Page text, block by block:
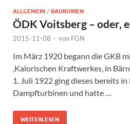
ALLGEMEIN/BAURUINEN
ÖDK Voitsberg – oder,
2015-11-08 - von FGN
Im März 1920 begann die GKB
‚Kalorischen Kraftwerkes‚ in
1. Juli 1922 ging dieses bereits
Dampfturbinen und hatte …
WEITERLESEN